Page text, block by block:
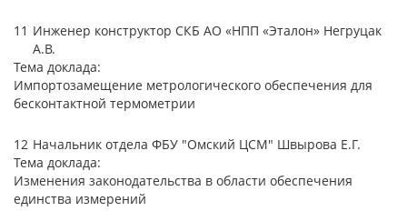
11 Инженер конструктор СКБ АО «НПП «Эталон» Негруцак
А.В.
Тема доклада:
Импортозамещение метрологического обеспечения для
бесконтактной термометрии
12 Начальник отдела ФБУ "Омский ЦСМ" Швырова Е.Г.
Тема доклада:
Изменения законодательства в области обеспечения
единства измерений